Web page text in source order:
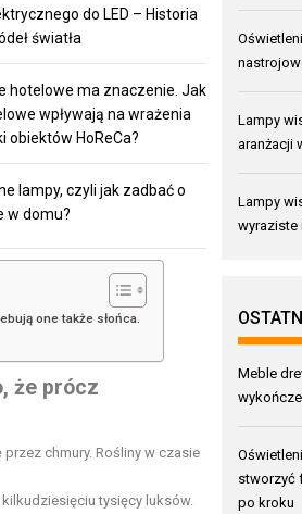
do LED – Historia
światła
hotelowe ma znaczenie. Jak
wpływają na wrażenia
obiektów HoReCa?
lampy, czyli jak zadbać o
w domu?
one także słońca.
że prócz
chmury. Rośliny w czasie
tysięcy luksów.
Lampy
aranżacji
Lampy
wyraziste
Meble
stworzyć
po kroku